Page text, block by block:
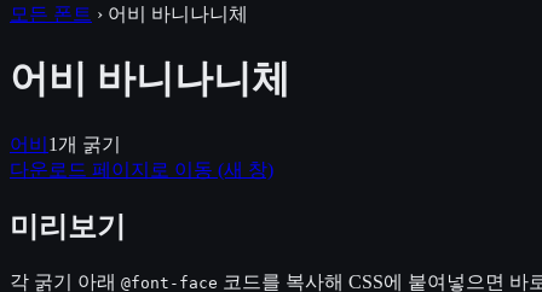
모든 폰트 › 어비 바니나니체
어비 바니나니체
어비 1 개 굵기
다운로드 페이지로 이동 (새 창)
미리보기
각 굵기 아래 @font-face 코드를 복사해 CSS에 붙여넣으면 바